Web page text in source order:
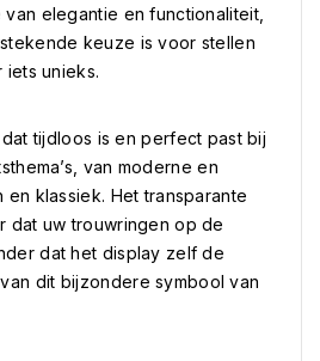
elegantie en functionaliteit,
keuze is voor stellen
unieks.
tijdloos is en perfect past bij
van moderne en
en klassiek. Het transparante
dat uw trouwringen op de
dat het display zelf de
dit bijzondere symbool van